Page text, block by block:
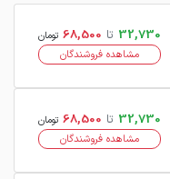
32,730 تا 68,500 تومان
مشاهده فروشندگان
32,730 تا 68,500 تومان
مشاهده فروشندگان